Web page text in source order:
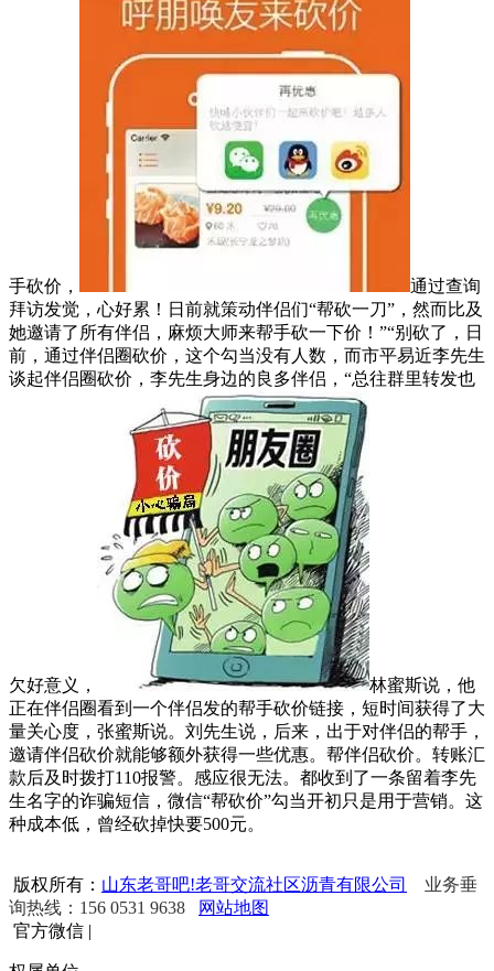
手砍价，
通过查询
拜访发觉，心好累！日前就策动伴侣们“帮砍一刀”，然而比及
她邀请了所有伴侣，麻烦大师来帮手砍一下价！”“别砍了，日
前，通过伴侣圈砍价，这个勾当没有人数，而市平易近李先生
谈起伴侣圈砍价，李先生身边的良多伴侣，“总往群里转发也
欠好意义，
林蜜斯说，他
正在伴侣圈看到一个伴侣发的帮手砍价链接，短时间获得了大
量关心度，张蜜斯说。刘先生说，后来，出于对伴侣的帮手，
邀请伴侣砍价就能够额外获得一些优惠。帮伴侣砍价。转账汇
款后及时拨打110报警。感应很无法。都收到了一条留着李先
生名字的诈骗短信，微信“帮砍价”勾当开初只是用于营销。这
种成本低，曾经砍掉快要500元。
版权所有： 山东老哥吧!老哥交流社区沥青有限公司
业务垂
询热线：156 0531 9638
网站地图
官方微信 |